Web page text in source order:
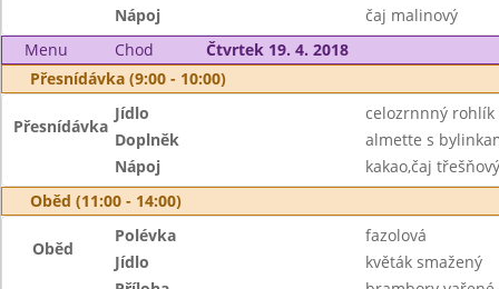
Nápoj
čaj malinový
Menu
Chod
Čtvrtek 19. 4. 2018
Přesnídávka (9:00 - 10:00)
Přesnídávka
Jídlo
celozrnnný rohlík
Doplněk
almette s
Nápoj
kakao,čaj třešňový
Oběd (11:00 - 14:00)
Oběd
Polévka
fazolová
Jídlo
květák smažený